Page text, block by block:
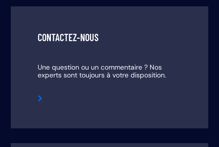
CONTACTEZ-NOUS
Une question ou un commentaire ? Nos
experts sont toujours à votre disposition.
